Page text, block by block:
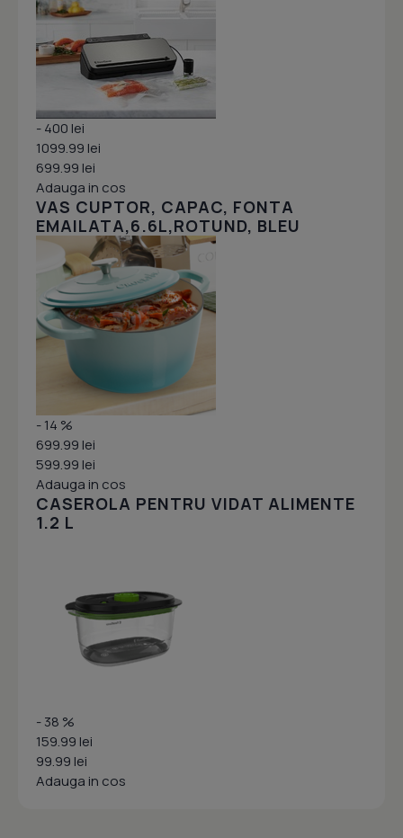
- 400 lei
1099.99 lei
699.99 lei
Adauga in cos
VAS CUPTOR, CAPAC, FONTA
EMAILATA,6.6L,ROTUND, BLEU
- 14 %
699.99 lei
599.99 lei
Adauga in cos
CASEROLA PENTRU VIDAT ALIMENTE
1.2 L
- 38 %
159.99 lei
99.99 lei
Adauga in cos